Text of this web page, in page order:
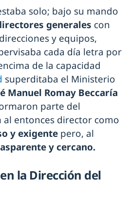
solo; bajo su mando
generales con
y equipos,
cada día letra por
de la capacidad
superditaba el Ministerio
Manuel Romay Beccaría
parte del
al entonces director como
y exigente pero, al
y cercano.
la Dirección del